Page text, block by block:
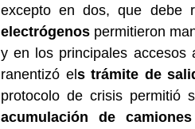
excepto en dos, que debe
electrógenos permitieron
y en los principales accesos
ranentizó els trámite de
protocolo de crisis permitió
acumulación de camiones